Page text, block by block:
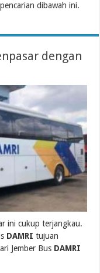
dibawah ini.
dengan
ini cukup terjangkau.
DAMRI tujuan
Jember Bus DAMRI